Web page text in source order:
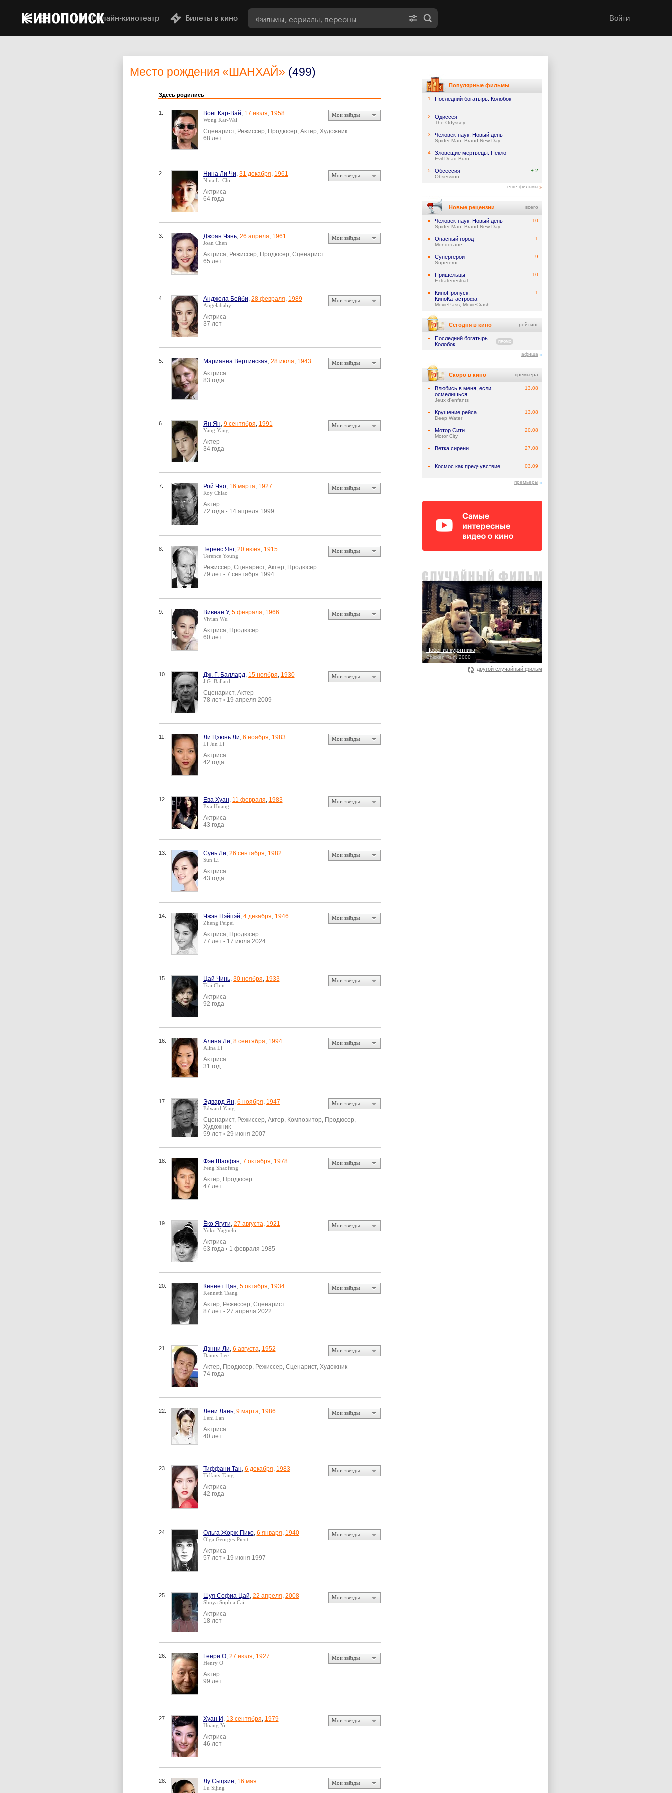
Онлайн-кинотеатр Билеты в кино Войти
Место рождения «ШАНХАЙ» (499)
Здесь родились
1. Вонг Кар-Вай, 17 июля, 1958
Wong Kar-Wai
Сценарист, Режиссер, Продюсер, Актер, Художник
68 лет
Мои звёзды
2. Нина Ли Чи, 31 декабря, 1961
Nina Li Chi
Актриса
64 года
Мои звёзды
3. Джоан Чэнь, 26 апреля, 1961
Joan Chen
Актриса, Режиссер, Продюсер, Сценарист
65 лет
Мои звёзды
4. Анджела Бейби, 28 февраля, 1989
Angelababy
Актриса
37 лет
Мои звёзды
5. Марианна Вертинская, 28 июля, 1943
Актриса
83 года
Мои звёзды
6. Ян Ян, 9 сентября, 1991
Yang Yang
Актер
34 года
Мои звёзды
7. Рой Чяо, 16 марта, 1927
Roy Chiao
Актер
72 года • 14 апреля 1999
Мои звёзды
8. Теренс Янг, 20 июня, 1915
Terence Young
Режиссер, Сценарист, Актер, Продюсер
79 лет • 7 сентября 1994
Мои звёзды
9. Вивиан У, 5 февраля, 1966
Vivian Wu
Актриса, Продюсер
60 лет
Мои звёзды
10. Дж. Г. Баллард, 15 ноября, 1930
J.G. Ballard
Сценарист, Актер
78 лет • 19 апреля 2009
Мои звёзды
11. Ли Цзюнь Ли, 6 ноября, 1983
Li Jun Li
Актриса
42 года
Мои звёзды
12. Ева Хуан, 11 февраля, 1983
Eva Huang
Актриса
43 года
Мои звёзды
13. Сунь Ли, 26 сентября, 1982
Sun Li
Актриса
43 года
Мои звёзды
14. Чжэн Пэйпэй, 4 декабря, 1946
Zheng Peipei
Актриса, Продюсер
77 лет • 17 июля 2024
Мои звёзды
15. Цай Чинь, 30 ноября, 1933
Tsai Chin
Актриса
92 года
Мои звёзды
16. Алина Ли, 8 сентября, 1994
Alina Li
Актриса
31 год
Мои звёзды
17. Эдвард Ян, 6 ноября, 1947
Edward Yang
Сценарист, Режиссер, Актер, Композитор, Продюсер,
Художник
59 лет • 29 июня 2007
Мои звёзды
18. Фэн Шаофэн, 7 октября, 1978
Feng Shaofeng
Актер, Продюсер
47 лет
Мои звёзды
19. Ёко Ягути, 27 августа, 1921
Yoko Yaguchi
Актриса
63 года • 1 февраля 1985
Мои звёзды
20. Кеннет Цан, 5 октября, 1934
Kenneth Tsang
Актер, Режиссер, Сценарист
87 лет • 27 апреля 2022
Мои звёзды
21. Дэнни Ли, 6 августа, 1952
Danny Lee
Актер, Продюсер, Режиссер, Сценарист, Художник
74 года
Мои звёзды
22. Лени Лань, 9 марта, 1986
Leni Lan
Актриса
40 лет
Мои звёзды
23. Тиффани Тан, 6 декабря, 1983
Tiffany Tang
Актриса
42 года
Мои звёзды
24. Ольга Жорж-Пико, 6 января, 1940
Olga Georges-Picot
Актриса
57 лет • 19 июня 1997
Мои звёзды
25. Шуя Софиа Цай, 22 апреля, 2008
Shuya Sophia Cai
Актриса
18 лет
Мои звёзды
26. Генри О, 27 июля, 1927
Henry O
Актер
99 лет
Мои звёзды
27. Хуан И , 13 сентября, 1979
Huang Yi
Актриса
46 лет
Мои звёзды
28. Лу Сыцзин, 16 мая
Lu Sijing
Мои звёзды
Популярные фильмы
1. Последний богатырь. Колобок
2. Одиссея
The Odyssey
3. Человек-паук: Новый день
Spider-Man: Brand New Day
4. Зловещие мертвецы: Пекло
Evil Dead Burn
5. Обсессия
Obsession
+ 2
еще фильмы
Новые рецензии всего
Человек-паук: Новый день
Spider-Man: Brand New Day
10
Опасный город
Mondocane
1
Супергерои
Supereroi
9
Пришельцы
Extraterrestrial
10
КиноПропуск,
КиноКатастрофа
MoviePass, MovieCrash
1
Сегодня в кино рейтинг
Последний богатырь.
Колобок
ПРОМО
афиша
Скоро в кино премьера
Влюбись в меня, если
осмелишься
Jeux d'enfants
13.08
Крушение рейса
Deep Water
13.08
Мотор Сити
Motor City
20.08
Ветка сирени 27.08
Космос как предчувствие 03.09
премьеры
Побег из курятника
Chicken Run, 2000
другой случайный фильм